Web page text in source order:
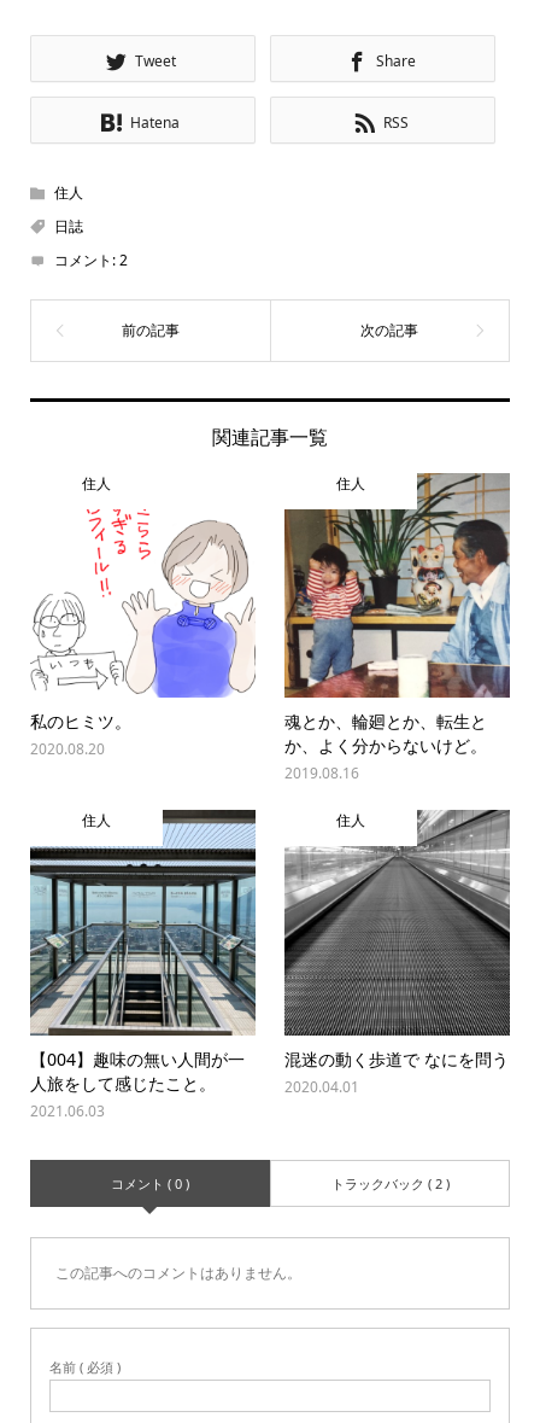
Tweet Share
Hatena RSS
住人
日誌
コメント:2
関連記事一覧
住人
私のヒミツ。
2020.08.20
住人
魂とか、輪廻とか、転生と
か、よく分からないけど。
2019.08.16
住人
【004】趣味の無い人間が一
人旅をして感じたこと。
2021.06.03
住人
混迷の動く歩道で なにを問う
2020.04.01
コメント ( 0 ) トラックバック ( 2 )
この記事へのコメントはありません。
名前 ( 必須 )